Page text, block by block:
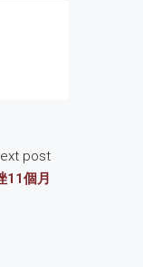
post
11個月